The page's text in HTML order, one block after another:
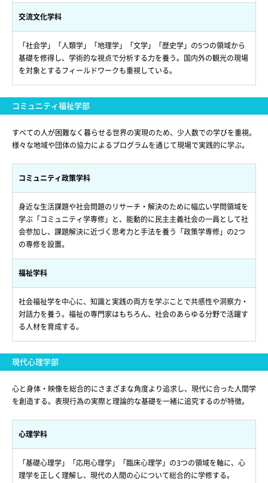
交流文化学科
「社会学」「人類学」「地理学」「文学」「歴史学」の5つの領域から
基礎を修得し、学術的な視点で分析する力を養う。国内外の観光の現場
を対象とするフィールドワークも重視している。
コミュニティ福祉学部
すべての人が困難なく暮らせる世界の実現のため、少人数での学びを重視。
様々な地域や団体の協力によるプログラムを通じて現場で実践的に学ぶ。
コミュニティ政策学科
身近な生活課題や社会問題のリサーチ・解決のために幅広い学問領域を
学ぶ「コミュニティ学専修」と、能動的に民主主義社会の一員として社
会参加し、課題解決に近づく思考力と手法を養う「政策学専修」の2つ
の専修を設置。
福祉学科
社会福祉学を中心に、知識と実践の両方を学ぶことで共感性や洞察力・
対話力を養う。福祉の専門家はもちろん、社会のあらゆる分野で活躍す
る人材を育成する。
現代心理学部
心と身体・映像を総合的にさまざまな角度より追求し、現代に合った人間学
を創造する。表現行為の実際と理論的な基礎を一緒に追究するのが特徴。
心理学科
「基礎心理学」「応用心理学」「臨床心理学」の3つの領域を軸に、心
理学を正しく理解し、現代の人間の心について総合的に学修する。